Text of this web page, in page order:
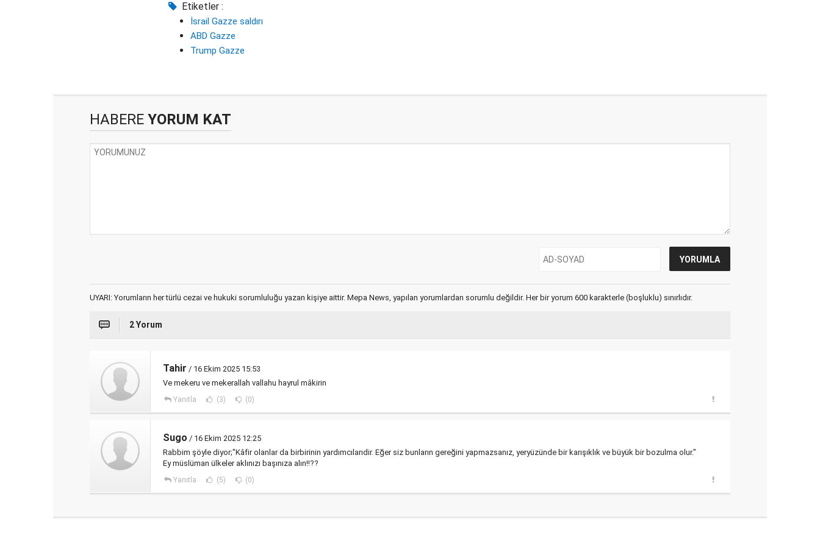
Etiketler :
İsrail Gazze saldırı
ABD Gazze
Trump Gazze
HABERE YORUM KAT
UYARI: Yorumların her türlü cezai ve hukuki sorumluluğu yazan kişiye aittir. Mepa News, yapılan yorumlardan sorumlu değildir. Her bir yorum 600 karakterle (boşluklu) sınırlıdır.
2 Yorum
Tahir / 16 Ekim 2025 15:53
Ve mekeru ve mekerallah vallahu hayrul mâkirin
Yanıtla (3) (0)
Sugo / 16 Ekim 2025 12:25
Rabbim şöyle diyor;"Kâfir olanlar da birbirinin yardımcılarıdir. Eğer siz bunların gereğini yapmazsanız, yeryüzünde bir karışıklık ve büyük bir bozulma olur."
Ey müslüman ülkeler aklınızı başınıza alın!!??
Yanıtla (5) (0)